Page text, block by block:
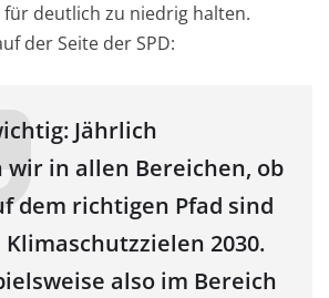
deutlich zu niedrig halten.
der Seite der SPD:
Jährlich
in allen Bereichen, ob
dem richtigen Pfad sind
2030.
also im Bereich